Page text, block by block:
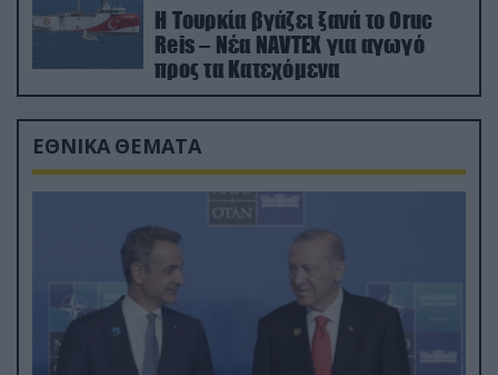
Η Τουρκία βγάζει ξανά το Oruc
Reis – Νέα NAVTEX για αγωγό
προς τα Κατεχόμενα
ΕΘΝΙΚΑ ΘΕΜΑΤΑ